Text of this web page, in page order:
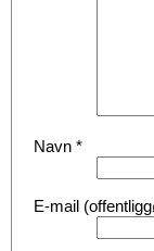
Navn *
E-mail